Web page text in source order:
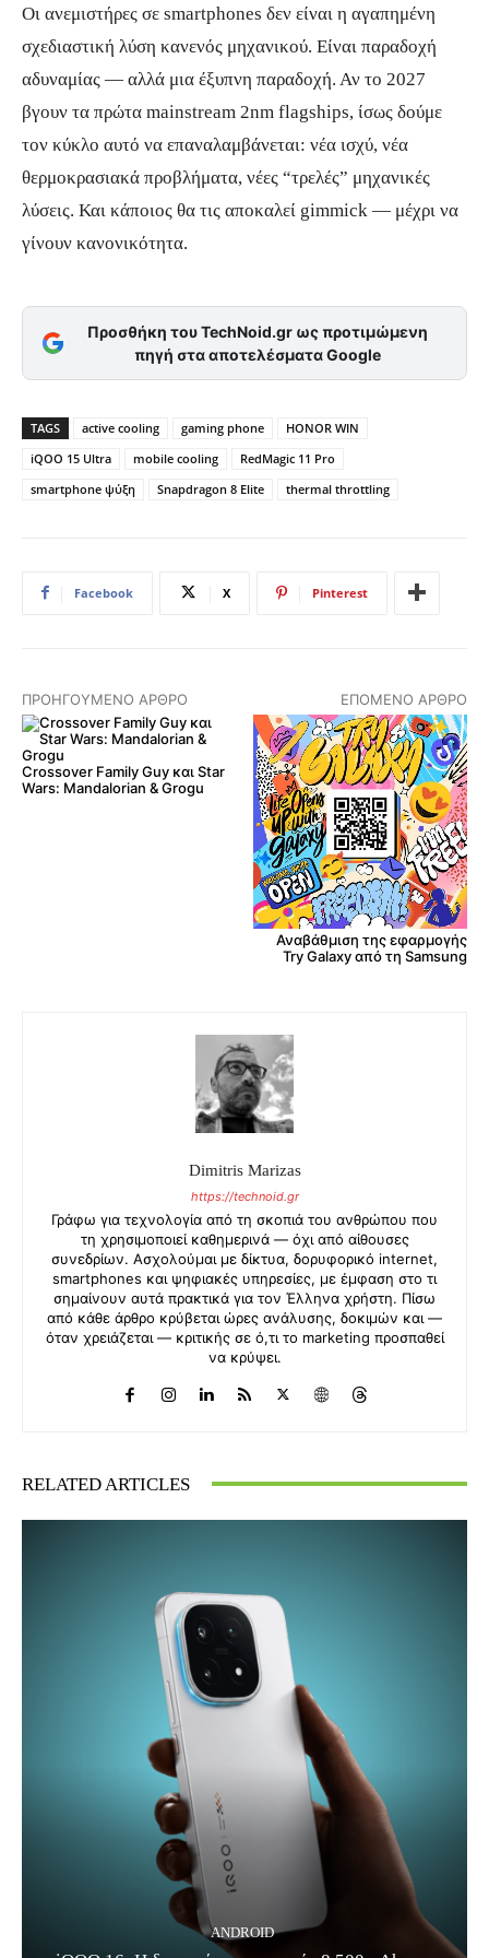
Οι ανεμιστήρες σε smartphones δεν είναι η αγαπημένη
σχεδιαστική λύση κανενός μηχανικού. Είναι παραδοχή
αδυναμίας — αλλά μια έξυπνη παραδοχή. Αν το 2027
βγουν τα πρώτα mainstream 2nm flagships, ίσως δούμε
τον κύκλο αυτό να επαναλαμβάνεται: νέα ισχύ, νέα
θερμοκρασιακά προβλήματα, νέες “τρελές” μηχανικές
λύσεις. Και κάποιος θα τις αποκαλεί gimmick — μέχρι να
γίνουν κανονικότητα.
Προσθήκη του TechNoid.gr ως προτιμώμενη
πηγή στα αποτελέσματα Google
TAGS active cooling gaming phone
HONOR WIN
iQOO 15 Ultra
mobile cooling
RedMagic 11 Pro
smartphone ψύξη
Snapdragon 8 Elite thermal throttling
Facebook X Pinterest
ΠΡΟΗΓΟΎΜΕΝΟ ΆΡΘΡΟ
Crossover Family Guy και Star
Wars: Mandalorian & Grogu
ΕΠΌΜΕΝΟ ΆΡΘΡΟ
Αναβάθμιση της εφαρμογής
Try Galaxy από τη Samsung
Dimitris Marizas
https://technoid.gr
Γράφω για τεχνολογία από τη σκοπιά του ανθρώπου που
τη χρησιμοποιεί καθημερινά — όχι από αίθουσες
συνεδρίων. Ασχολούμαι με δίκτυα, δορυφορικό internet,
smartphones και ψηφιακές υπηρεσίες, με έμφαση στο τι
σημαίνουν αυτά πρακτικά για τον Έλληνα χρήστη. Πίσω
από κάθε άρθρο κρύβεται ώρες ανάλυσης, δοκιμών και —
όταν χρειάζεται — κριτικής σε ό,τι το marketing προσπαθεί
να κρύψει.
RELATED ARTICLES
ANDROID